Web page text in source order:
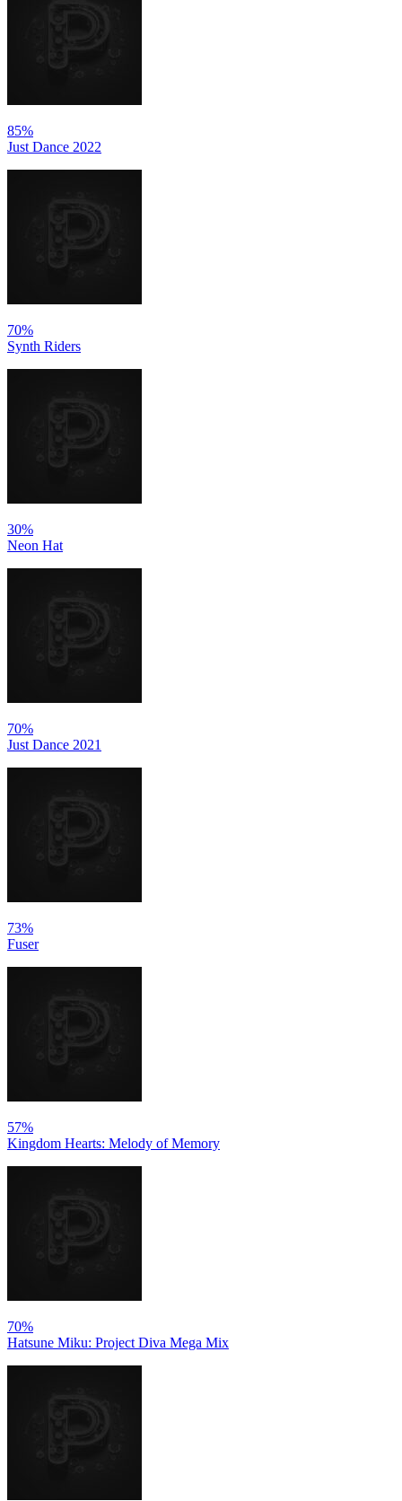
85%
Just Dance 2022
70%
Synth Riders
30%
Neon Hat
70%
Just Dance 2021
73%
Fuser
57%
Kingdom Hearts: Melody of Memory
70%
Hatsune Miku: Project Diva Mega Mix